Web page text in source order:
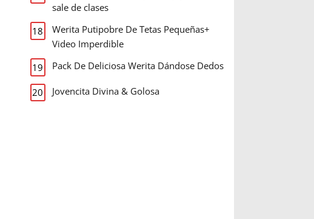
sale de clases
Werita Putipobre De Tetas Pequeñas+
Video Imperdible
Pack De Deliciosa Werita Dándose Dedos
Jovencita Divina & Golosa